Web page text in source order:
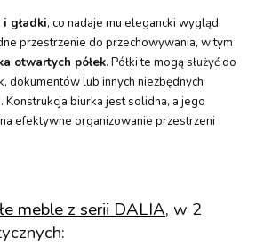
gładki, co nadaje mu elegancki wygląd.
przestrzenie do przechowywania, w tym
otwartych półek. Półki te mogą służyć do
dokumentów lub innych niezbędnych
biurka jest solidna, a jego
efektywne organizowanie przestrzeni
meble z serii DALIA, w 2